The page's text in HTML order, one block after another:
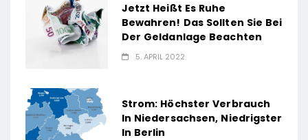
Jetzt Heißt Es Ruhe
Bewahren! Das Sollten Sie Bei
Der Geldanlage Beachten
5. APRIL 2022
Strom: Höchster Verbrauch
In Niedersachsen, Niedrigster
In Berlin